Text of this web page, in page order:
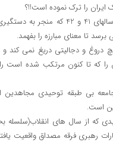
را ترک نموده است!!؟
بدیهی است مبارزه آقای خمینی
تا معنای مبارزه را بفهمد.
دروغ و دجالیتی دریغ نمی کند
را که تا کنون مرتکب شده است
بی طبقه توحیدی مجاهدین از
است.
که از سال های
رهبری فرقه مصداق واقعیت